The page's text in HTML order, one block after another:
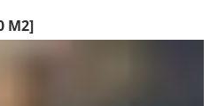
M2]